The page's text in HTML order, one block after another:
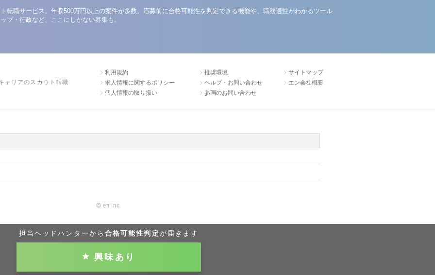
担当ヘッドハンターから 合格可能性判定 が届きます
興味あり
転職サービス。年収500万円以上の案件が多数。応募前に合格可能性を判定できる機能や、職務適性がわかるツール
プ・行政など、ここにしかない募集も。
ャリアのスカウト転職
利用規約
求人情報に関するポリシー
個人情報の取り扱い
推奨環境
ヘルプ・お問い合わせ
参画のお問い合わせ
サイトマップ
エン会社概要
© en Inc.